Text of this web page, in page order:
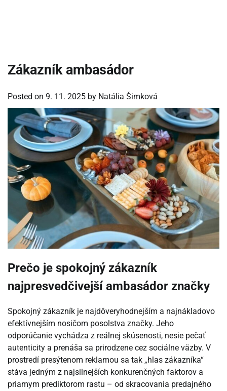
Zákazník ambasádor
Posted on 9. 11. 2025 by Natália Šimková
Prečo je spokojný zákazník
najpresvedčivejší ambasádor značky
Spokojný zákazník je najdôveryhodnejším a najnákladovo
efektívnejším nosičom posolstva značky. Jeho
odporúčanie vychádza z reálnej skúsenosti, nesie pečať
autenticity a prenáša sa prirodzene cez sociálne väzby. V
prostredí presýtenom reklamou sa tak „hlas zákazníka“
stáva jedným z najsilnejších konkurenčných faktorov a
priamym prediktorom rastu – od skracovania predajného